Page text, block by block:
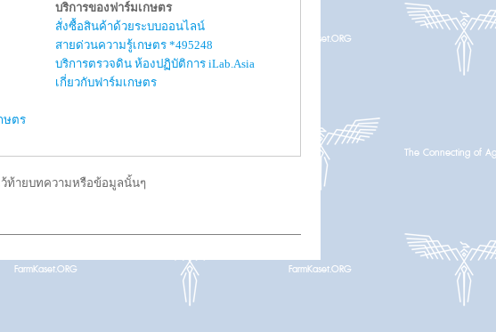
ษตร
บริการของฟาร์มเกษตร
สั่งซื้อสินค้าด้วยระบบออนไลน์
สายด่วนความรู้เกษตร *495248
บริการตรวจดิน ห้องปฏิบัติการ iLab.Asia
เกี่ยวกับฟาร์มเกษตร
ท้ายบทความหรือข้อมูลนั้นๆ